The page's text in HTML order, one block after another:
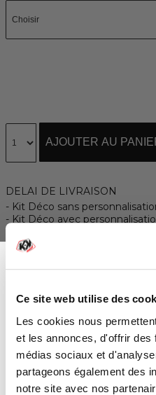
Ce site web utilise des
Les cookies nous
et les annonces, d'offrir des
médias sociaux et
partageons également des
notre site avec nos
AJOUTER AU
DELAI DE LIVRAISON
Kit Déco sans
Kit Déco avec

lock
PAIEMENTS SÉCURISÉS
4x sans frais avec
 RETOUR ET-